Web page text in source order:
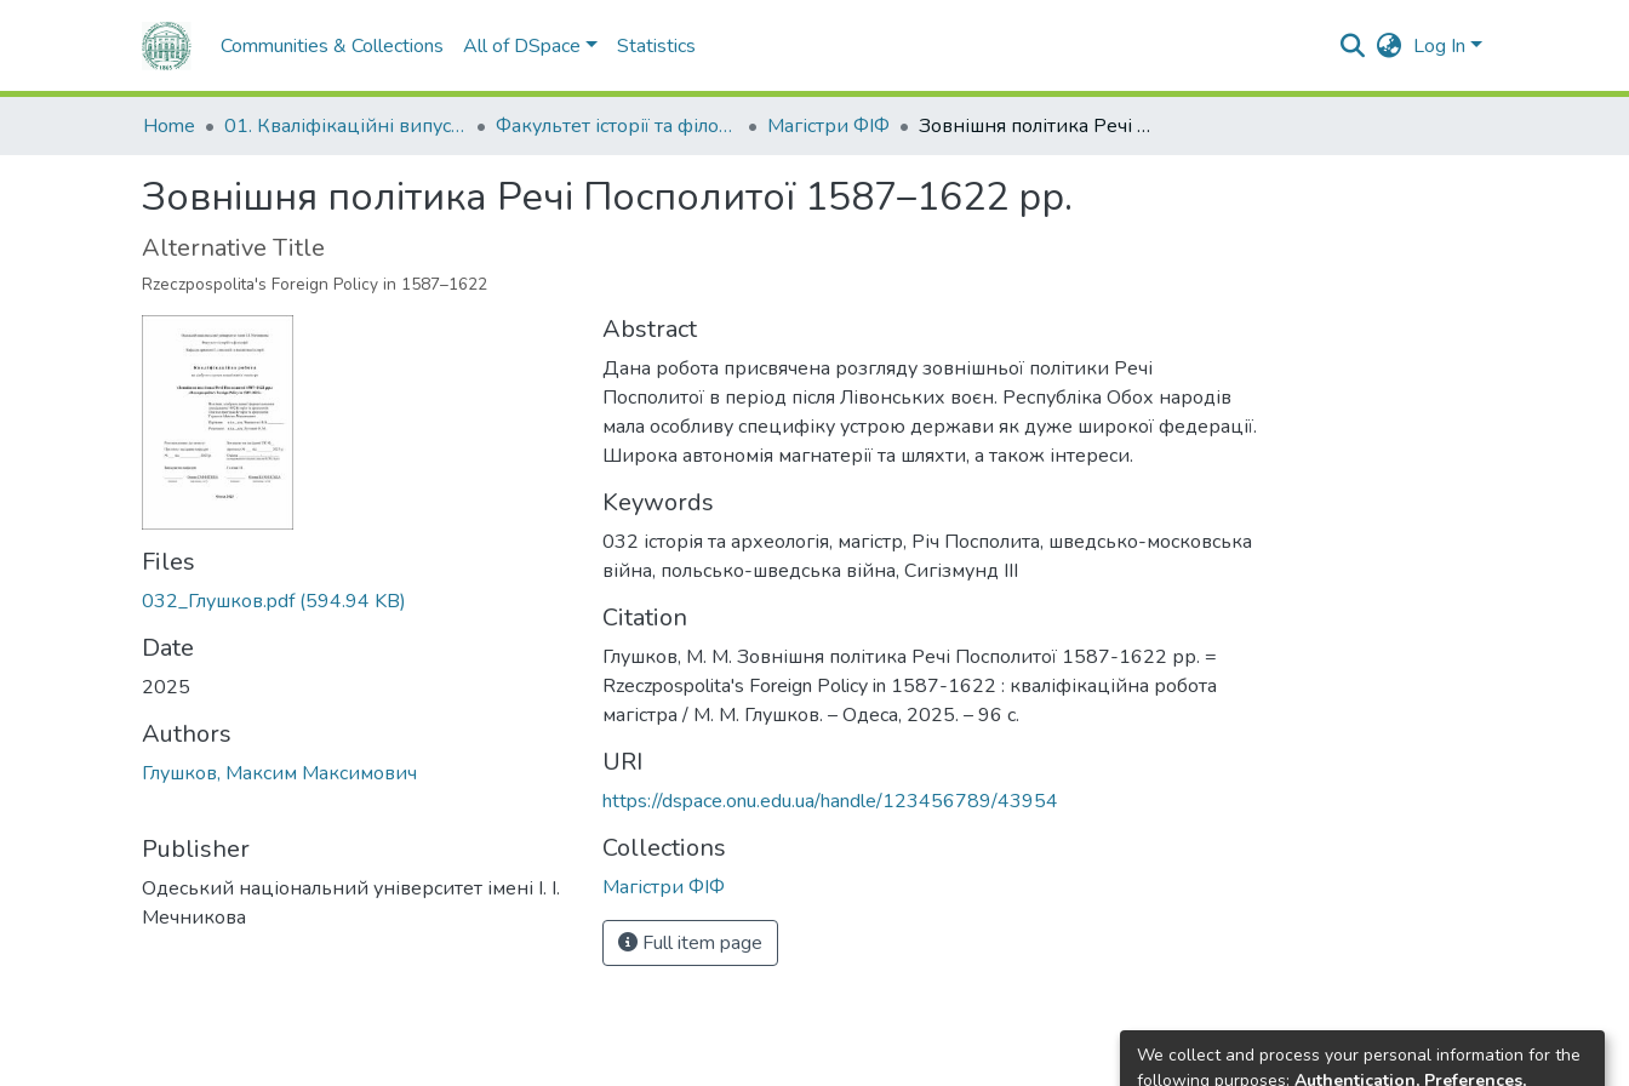
Communities & Collections All of DSpace Statistics Log In
Home 01. Кваліфікаційні випускні роботи здобувачів вищої освіти Факультет історії та філософії Магістри ФІФ Зовнішня політика Речі Посполитої 1587–1622 рр.
Зовнішня політика Речі Посполитої 1587–1622 рр.
Alternative Title
Rzeczpospolita's Foreign Policy in 1587–1622
Files
032_Глушков.pdf(594.94 KB)
Date
2025
Authors
Глушков, Максим Максимович
Publisher
Одеський національний університет імені І. І.
Мечникова
Abstract
Дана робота присвячена розгляду зовнішньої політики Речі
Посполитої в період після Лівонських воєн. Республіка Обох народів
мала особливу специфіку устрою держави як дуже широкої федерації.
Широка автономія магнатерії та шляхти, а також інтереси.
Keywords
032 історія та археологія, магістр, Річ Посполита, шведсько-московська
війна, польсько-шведська війна, Сигізмунд III
Citation
Глушков, М. М. Зовнішня політика Речі Посполитої 1587-1622 рр. =
Rzeczpospolita's Foreign Policy in 1587-1622 : кваліфікаційна робота
магістра / М. М. Глушков. – Одеса, 2025. – 96 с.
URI
https://dspace.onu.edu.ua/handle/123456789/43954
Collections
Магістри ФІФ
Full item page
We collect and process your personal information for the
following purposes: Authentication, Preferences,